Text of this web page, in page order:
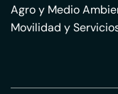
Agro y Medio
Movilidad y